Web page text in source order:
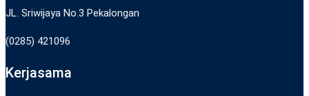
JL. Sriwijaya No.3 Pekalongan
(0285) 421096
Kerjasama